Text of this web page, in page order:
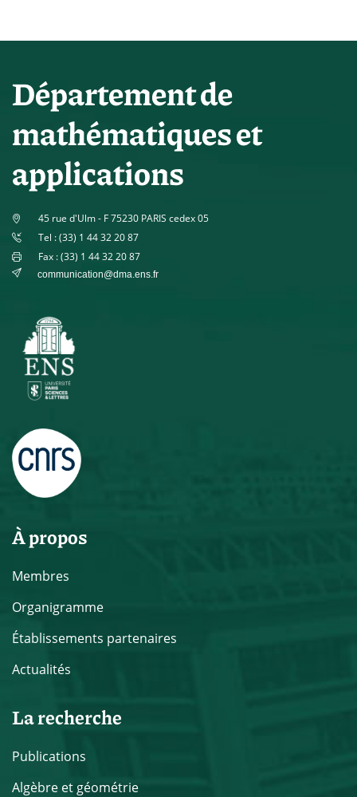
Département de
mathématiques et
applications
45 rue d'Ulm - F 75230 PARIS cedex 05
Tel : (33) 1 44 32 20 87
Fax : (33) 1 44 32 20 87
communication@dma.ens.fr
À propos
Membres
Organigramme
Établissements partenaires
Actualités
La recherche
Publications
Algèbre et géométrie